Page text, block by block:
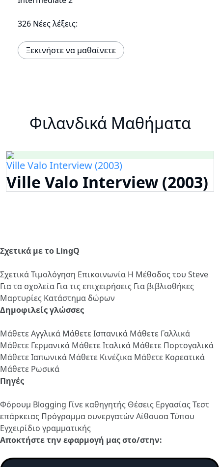
326 Νέες λέξεις:
Ξεκινήστε να μαθαίνετε
Φιλανδικά Μαθήματα
Ville Valo Interview (2003)
Ville Valo Interview (2003)
Σχετικά με το LingQ
ΣχετικάΤιμολόγηση Επικοινωνία Η Μέθοδος του Steve
Για τα σχολεία Για τις επιχειρήσεις Για βιβλιοθήκες
Μαρτυρίες Κατάστημα δώρων
Δημοφιλείς γλώσσες
Μάθετε Αγγλικά Μάθετε Ισπανικά Μάθετε Γαλλικά
Μάθετε Γερμανικά Μάθετε Ιταλικά Μάθετε Πορτογαλικά
Μάθετε Ιαπωνικά Μάθετε Κινέζικα Μάθετε Κορεατικά
Μάθετε Ρωσικά
Πηγές
Φόρουμ Blogging Γίνε καθηγητής Θέσεις ΕργασίαςΤεστ
επάρκειας Πρόγραμμα συνεργατών Αίθουσα Τύπου
Εγχειρίδιο γραμματικής
Αποκτήστε την εφαρμογή μας στο/στην: